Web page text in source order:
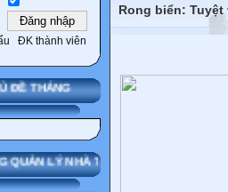
ĐK thành viên
QUẢN LÝ NHÀ TRƯỜNG
Rong biển: